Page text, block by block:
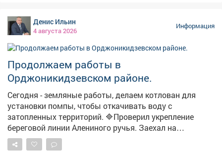
поступало
обустройство парковок и съездов. Протяжённость
участка – 850 метров. При этом жители частного
сектора продолжают жаловаться на подтопление
домов . Суд уже обязал администрацию устранить эту
проблему, но строительство ливневой канализации
потребует 2–3 миллиарда рублей. Вопросы ремонта
дорог и благоустройства остаются на контроле
администрации.
Денис Ильин
4 августа 2026
Информация
Продолжаем работы в
Орджоникидзевском районе.
Сегодня - земляные работы, делаем котлован для
установки помпы, чтобы откачивать воду с
затопленных территорий. 🔷Проверил укрепление
береговой линии Алениного ручья. Заехал на
территорию Зыряновской котельной - там
продолжают откачку спасатели МЧС. Пообщался с